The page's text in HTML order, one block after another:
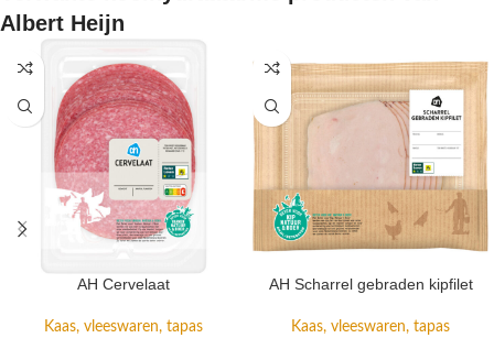
Albert Heijn
AH Cervelaat
Kaas, vleeswaren, tapas
AH Scharrel gebraden kipfilet
Kaas, vleeswaren, tapas